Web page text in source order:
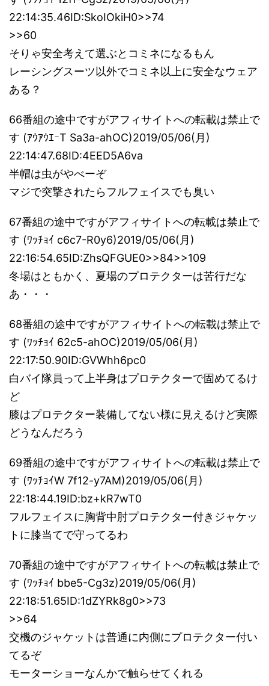
22:14:35.46ID:SkoIOkiH0>>74
>>60
そりゃ安全考えて選ぶとコミネになるもん
レーシングスーツ以外でコミネ以上に安全なウェア
ある？
66番組の途中ですがアフィサイトへの転載は禁止で
す (ｱｳｱｳｴｰT Sa3a-ahOC)2019/05/06(月)
22:14:47.68ID:4EED5A6va
半帽は虫がやべーぞ
マジで突撃されたらフルフェイスでも臭い
67番組の途中ですがアフィサイトへの転載は禁止で
す (ﾜｯﾁｮｲ c6c7-R0y6)2019/05/06(月)
22:16:54.65ID:ZhsQFGUE0>>84>>109
冬場はともかく、夏場のプロテクターは苦行だな
あ・・・
68番組の途中ですがアフィサイトへの転載は禁止で
す (ﾜｯﾁｮｲ 62c5-ahOC)2019/05/06(月)
22:17:50.90ID:GVWhh6pc0
白バイ隊員って上半身はプロテクターで固めてるけ
ど
膝はプロテクター装備してない様に見えるけど実際
どうなんだろう
69番組の途中ですがアフィサイトへの転載は禁止で
す (ﾜｯﾁｮｲW 7f12-y7AM)2019/05/06(月)
22:18:44.19ID:bz+kR7wT0
フルフェイスに胸背中肘プロテクター付きジャケッ
トに膝当てで守ってるわ
70番組の途中ですがアフィサイトへの転載は禁止で
す (ﾜｯﾁｮｲ bbe5-Cg3z)2019/05/06(月)
22:18:51.65ID:1dZYRk8g0>>73
>>64
交機のジャケットは普通に内側にプロテクター付い
てるぞ
モーターショーなんかで触らせてくれる